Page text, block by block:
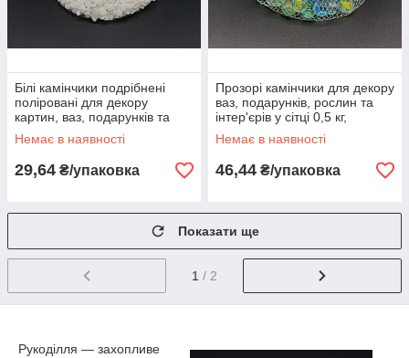
Білі камінчики подрібнені
поліровані для декору
картин, ваз, подарунків та
інтер'єрів у сітці 0,5 кг
Немає в наявності
29,64 ₴/упаковка
Прозорі камінчики для декору
ваз, подарунків, рослин та
інтер'єрів у сітці 0,5 кг,
великого розміру, кольорові
Немає в наявності
46,44 ₴/упаковка
Показати ще
1 / 2
Рукоділля — захопливе